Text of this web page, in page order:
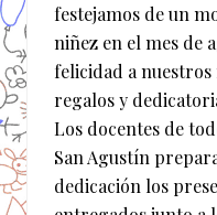
festejamos de un
niñez en el mes de
felicidad a
regalos y
Los docentes de
San Agustín
dedicación los